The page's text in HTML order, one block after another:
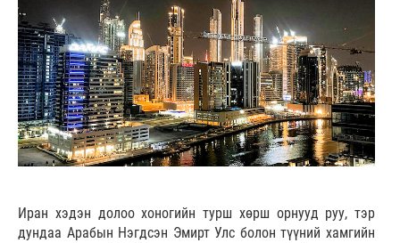
Иран хэдэн долоо хоногийн турш хөрш орнууд руу, тэр
дундаа Арабын Нэгдсэн Эмирт Улс болон түүний хамгийн